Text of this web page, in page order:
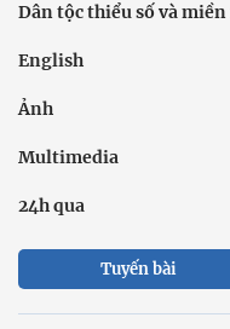
Dân tộc thiểu số và
English
Ảnh
Multimedia
24h qua
Tuyến bài